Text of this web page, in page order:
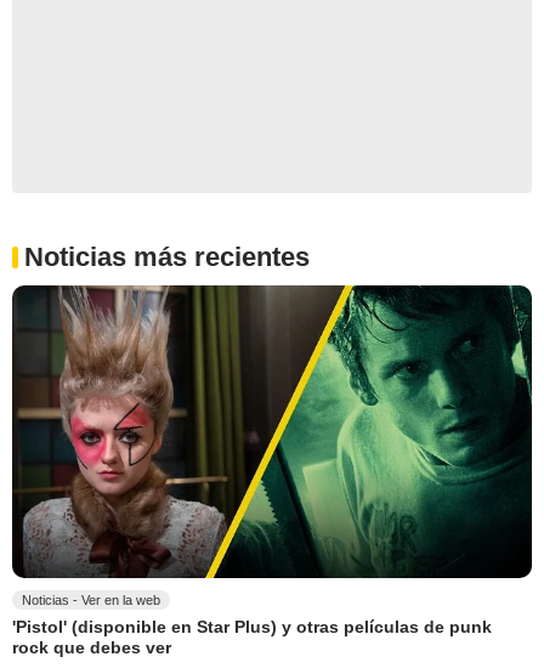
Noticias más recientes
Noticias - Ver en la web
'Pistol' (disponible en Star Plus) y otras películas de punk
rock que debes ver